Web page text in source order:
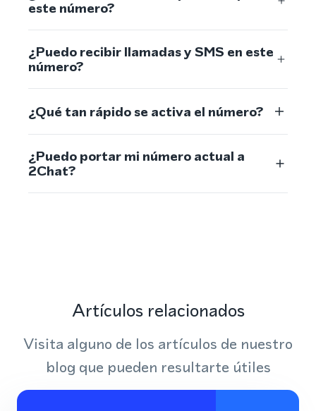
este número?
¿Puedo recibir llamadas y SMS en este
número?
¿Qué tan rápido se activa el número?
¿Puedo portar mi número actual a
2Chat?
Artículos relacionados
Visita alguno de los artículos de nuestro
blog que pueden resultarte útiles